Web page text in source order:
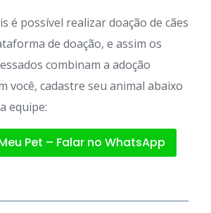
é possível realizar doação de cães
de doação, e assim os
combinam a adoção
você, cadastre seu animal abaixo
equipe:
Pet – Falar no WhatsApp